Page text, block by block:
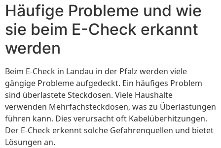
Häufige Probleme und wie
sie beim E-Check erkannt
werden
Beim E-Check in Landau in der Pfalz werden viele
gängige Probleme aufgedeckt. Ein häufiges Problem
sind überlastete Steckdosen. Viele Haushalte
verwenden Mehrfachsteckdosen, was zu Überlastungen
führen kann. Dies verursacht oft Kabelüberhitzungen.
Der E-Check erkennt solche Gefahrenquellen und bietet
Lösungen an.